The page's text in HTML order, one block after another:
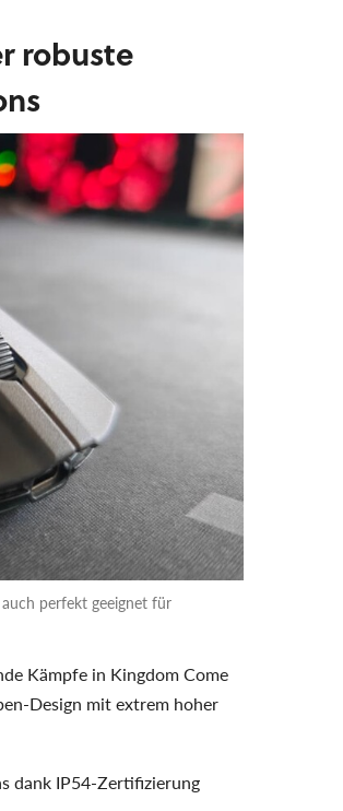
robuste
perfekt geeignet für
Kämpfe in Kingdom Come
Design mit extrem hoher
dank IP54-Zertifizierung